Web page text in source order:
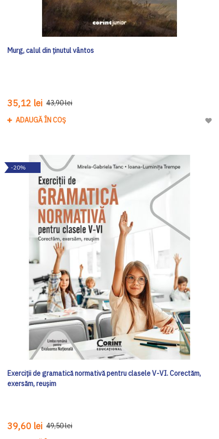
Murg, calul din ținutul vântos
35,12 lei 43,90 lei
ADAUGĂ ÎN COȘ
-20%
Exerciții de gramatică normativă pentru clasele V-VI. Corectăm,
exersăm, reușim
39,60 lei 49,50 lei